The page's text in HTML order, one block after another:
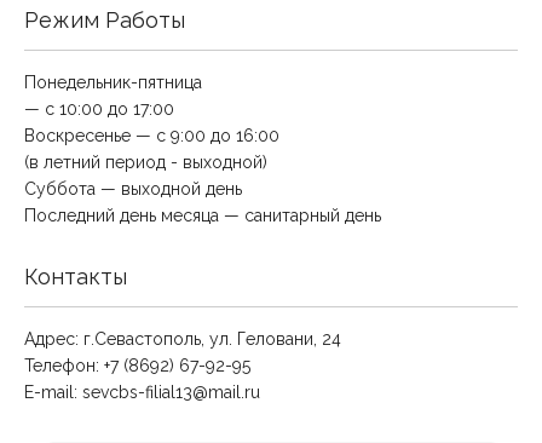
Режим Работы
Понедельник-пятница
— с 10:00 до 17:00
Воскресенье — с 9:00 до 16:00
(в летний период - выходной)
Суббота — выходной день
Последний день месяца — санитарный день
Контакты
Адрес: г.Севастополь, ул. Геловани, 24
Телефон: +7 (8692) 67-92-95
E-mail: sevcbs-filial13@mail.ru